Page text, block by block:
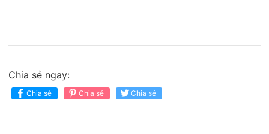
Chia sẻ ngay:
Chia sẻ Chia sẻ Chia sẻ